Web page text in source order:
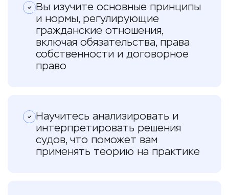
Вы изучите основные принципы
и нормы, регулирующие
гражданские отношения,
включая обязательства, права
собственности и договорное
право
Научитесь анализировать и
интерпретировать решения
судов, что поможет вам
применять теорию на практике